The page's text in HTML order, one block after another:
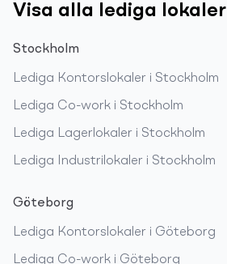
Visa alla lediga lokaler
Stockholm
Lediga Kontorslokaler i Stockholm
Lediga Co-work i Stockholm
Lediga Lagerlokaler i Stockholm
Lediga Industrilokaler i Stockholm
Göteborg
Lediga Kontorslokaler i Göteborg
Lediga Co-work i Göteborg